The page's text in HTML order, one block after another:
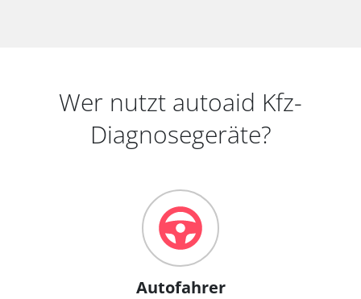
Wer nutzt autoaid Kfz-
Diagnosegeräte?
Autofahrer